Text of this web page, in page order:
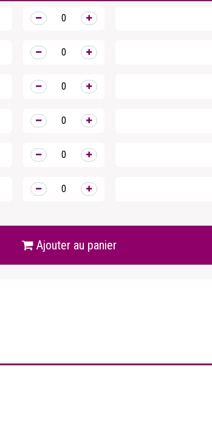
Ajouter au panier